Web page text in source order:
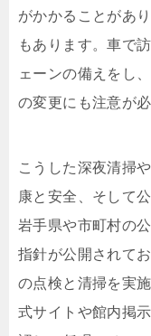
がかかることがあ
もあります。車で
ェーンの備えをし
の変更にも注意が必
こうした深夜清掃
康と安全、そして
岩手県や市町村の
指針が公開されて
の点検と清掃を実
式サイトや館内掲